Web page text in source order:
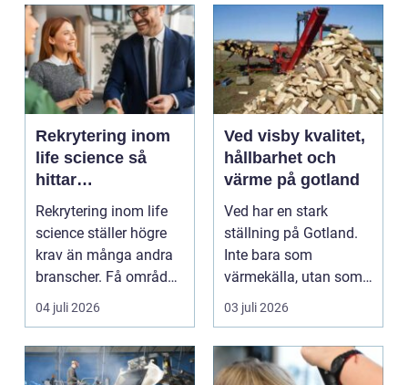
Rekrytering inom
life science så
hittar
verksamheter rätt
kompetens
Rekrytering inom life
science ställer högre
krav än många andra
branscher. Få områden
kombinerar så ...
04 juli 2026
Ved visby kvalitet,
hållbarhet och
värme på gotland
Ved har en stark
ställning på Gotland.
Inte bara som
värmekälla, utan som
en del av vardagen. I
mång...
03 juli 2026